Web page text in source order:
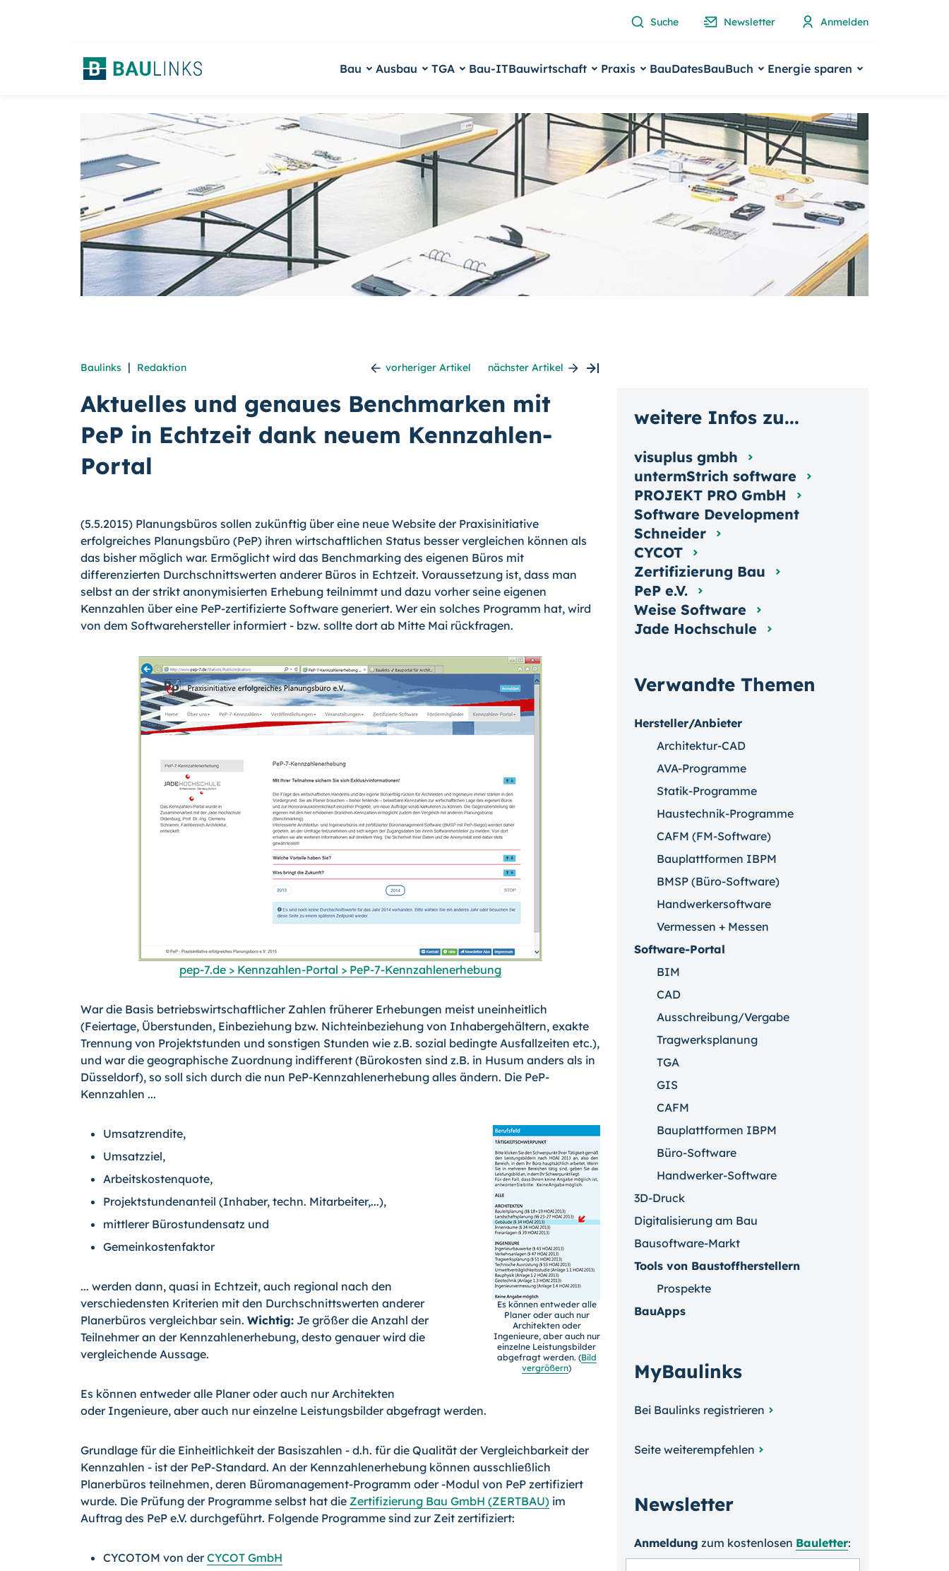
Suche Newsletter Anmelden
Bau Ausbau TGA Bau-ITBauwirtschaft Praxis BauDatesBauBuch Energie sparen
Baulinks | Redaktion vorheriger Artikel nächster Artikel
Aktuelles und genaues Benchmarken mit
PeP in Echtzeit dank neuem Kennzahlen-
Portal
(5.5.2015) Planungsbüros sollen zukünftig über eine neue Website der Praxisinitiative
erfolgreiches Planungsbüro (PeP) ihren wirtschaftlichen Status besser vergleichen können als
das bisher möglich war. Ermöglicht wird das Benchmarking des eigenen Bü­ros mit
differenzierten Durchschnittswerten anderer Büros in Echtzeit. Voraussetzung ist, dass man
selbst an der strikt anonymisierten Erhebung teilnimmt und dazu vorher seine eigenen
Kennzahlen über eine PeP-zertifizierte Software generiert. Wer ein sol­ches Programm hat, wird
von dem Softwarehersteller informiert - bzw. sollte dort ab Mitte Mai rückfragen.
pep-7.de > Kennzahlen-Portal > PeP-7-Kennzahlenerhebung
War die Basis betriebswirtschaftlicher Zahlen früherer Erhebungen meist uneinheitlich
(Feiertage, Überstunden, Einbeziehung bzw. Nichteinbeziehung von Inhabergehältern, exakte
Trennung von Projektstunden und sonstigen Stunden wie z.B. sozial bedingte Ausfallzeiten etc.),
und war die geographische Zuordnung indifferent (Bürokosten sind z.B. in Husum anders als in
Düsseldorf), so soll sich durch die nun PeP-Kennzahlener­hebung alles ändern. Die PeP-
Kennzahlen ...
Es können entweder alle
Planer oder auch nur
Archi­tekten oder
Ingenieure, aber auch nur
einzelne Leistungsbilder
abgefragt werden. (Bild
vergrößern)
Umsatzrendite,
Umsatzziel,
Arbeitskostenquote,
Projektstundenanteil (Inhaber, techn. Mitarbeiter,...),
mittlerer Bürostundensatz und
Gemeinkostenfaktor
... werden dann, quasi in Echtzeit, auch regional nach den
verschiedensten Kriterien mit den Durchschnittswerten ande­rer
Planerbüros vergleichbar sein. Wichtig: Je größer die An­zahl der
Teilnehmer an der Kennzahlenerhebung, desto ge­nauer wird die
vergleichende Aussage.
Es können entweder alle Planer oder auch nur Architekten
oder Ingenieure, aber auch nur einzelne Leistungsbilder ab­gefragt werden.
Grundlage für die Einheitlichkeit der Basiszahlen - d.h. für die Qualität der Vergleichbarkeit der
Kennzahlen - ist der PeP-Standard. An der Kennzahlenerhebung können ausschließlich
Planerbüros teilnehmen, deren Büromanagement-Programm oder -Modul von PeP zer­tifiziert
wurde. Die Prüfung der Programme selbst hat die Zertifizierung Bau GmbH (ZERTBAU) im
Auftrag des PeP e.V. durchgeführt. Folgende Programme sind zur Zeit zertifiziert:
CYCOTOM von derCYCOT GmbH
Verwandte Themen
Hersteller/Anbieter
Architektur-CAD
AVA-Programme
Statik-Programme
Haustechnik-Programme
CAFM (FM-Software)
Bauplattformen IBPM
BMSP (Büro-Software)
Handwerkersoftware
Vermessen + Messen
Software-Portal
BIM
CAD
Ausschreibung/Vergabe
Tragwerksplanung
TGA
GIS
CAFM
Bauplattformen IBPM
Büro-Software
Handwerker-Software
3D-Druck
Digitalisierung am Bau
Bausoftware-Markt
Tools von Baustoffherstellern
Prospekte
BauApps
MyBaulinks
Bei Baulinks registrieren
Seite weiterempfehlen
Newsletter
Anmeldung zum kosten­losen Bauletter:
weitere Infos zu...
visuplus gmbh
untermStrich software
PROJEKT PRO GmbH
Software Development
Schneider
CYCOT
Zertifizierung Bau
PeP e.V.
Weise Software
Jade Hochschule